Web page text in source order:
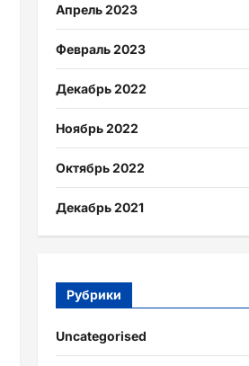
Апрель 2023
Февраль 2023
Декабрь 2022
Ноябрь 2022
Октябрь 2022
Декабрь 2021
Рубрики
Uncategorised